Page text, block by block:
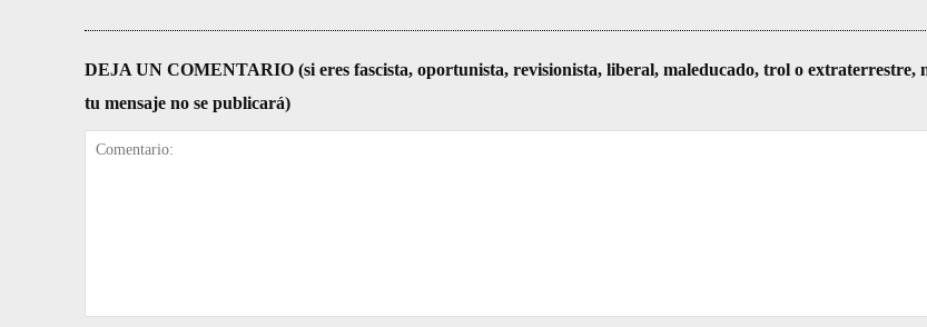
DEJA UN COMENTARIO (si eres fascista, oportunista, revisionista, liberal, maleducado, trol o extraterrestre,
tu mensaje no se publicará)